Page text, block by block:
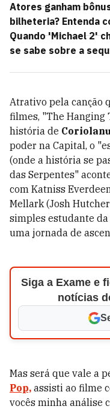
Atores ganham
bilheteria? Entenda
Quando 'Michael 2'
se sabe sobre a
Atrativo pela canção
filmes, "The Hanging
história de
poder na Capital, o
(onde a história se
das Serpentes"
com Katniss
Mellark (Josh
simples estudante
uma jornada de
Siga a Exame e
notícias
Mas será que vale a
Pop, assisti ao filme
vocês minha análise